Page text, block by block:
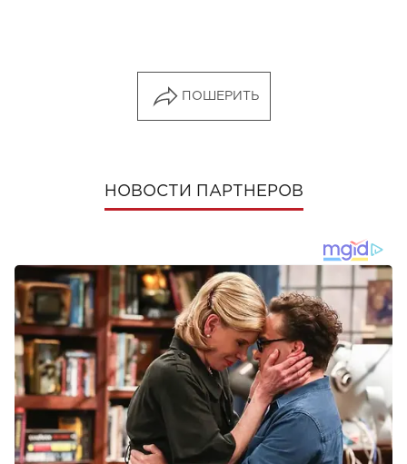
ПОШЕРИТЬ
НОВОСТИ ПАРТНЕРОВ